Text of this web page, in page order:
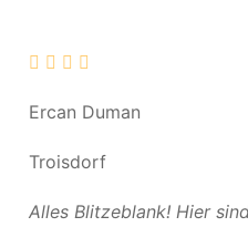
Ercan Duman
Troisdorf
Alles Blitzeblank! Hier